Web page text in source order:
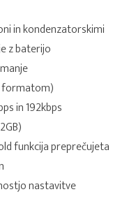
in kondenzatorskimi
z baterijo
formatom)
in 192kbps
funkcija preprečujeta
nastavitve